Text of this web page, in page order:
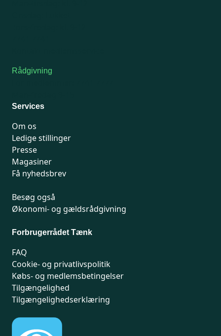
Rådgivning
Services
Om os
Ledige stillinger
Presse
Magasiner
Få nyhedsbrev
Besøg også
Økonomi- og gældsrådgivning
Forbrugerrådet Tænk
FAQ
Cookie- og privatlivspolitik
Købs- og medlemsbetingelser
Tilgængelighed
Tilgængelighedserklæring